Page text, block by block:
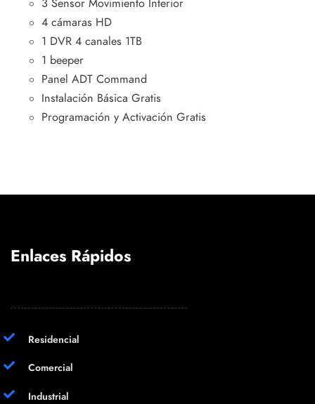
4 cámaras HD
1 DVR 4 canales 1TB
1 beeper
Panel ADT Command
Instalación Básica Gratis
Programación y Activación Gratis
Enlaces Rápidos
Residencial
Comercial
Industrial